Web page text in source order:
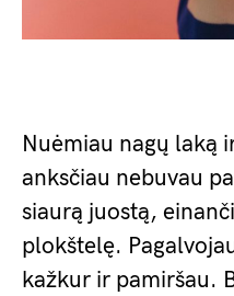
Nuėmiau nagų laką
anksčiau nebuvau
siaurą juostą,
plokštelę.
kažkur ir pamiršau.